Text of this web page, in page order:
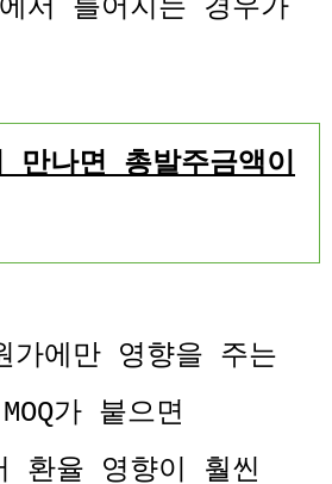
서 틀어지는 경우가
만나면 총발주금액이
가에만 영향을 주는
가 붙으면
환율 영향이 훨씬